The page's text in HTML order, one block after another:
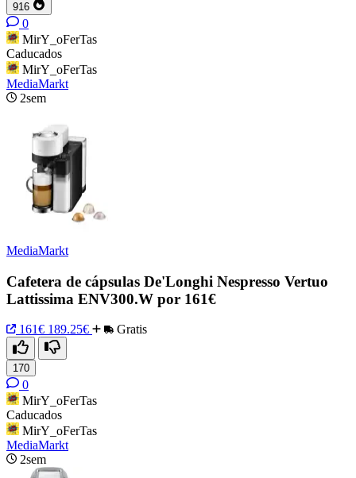
916
0
MirY_oFerTas
Caducados
MirY_oFerTas
MediaMarkt
2sem
MediaMarkt
Cafetera de cápsulas De'Longhi Nespresso Vertuo
Lattissima ENV300.W por 161€
161€ 189.25€ Gratis
170
0
MirY_oFerTas
Caducados
MirY_oFerTas
MediaMarkt
2sem